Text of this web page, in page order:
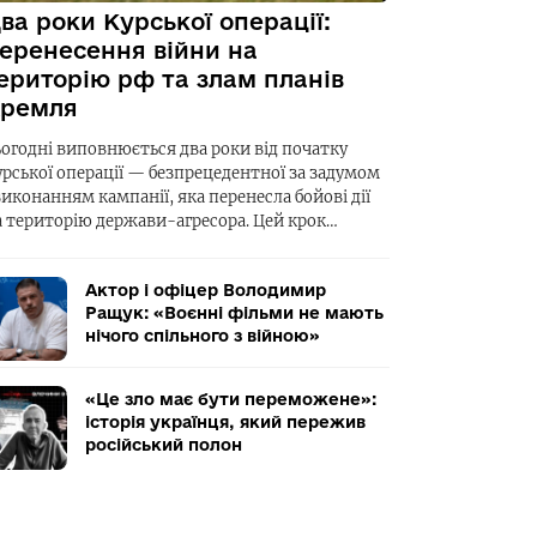
роки Курської операції:
війни на
рф та злам планів
виповнюється два роки від початку
операції — безпрецедентної за задумом
кампанії, яка перенесла бойові дії
територію держави-агресора. Цей крок…
Актор і офіцер Володимир
Ращук: «Воєнні фільми не мають
нічого спільного з війною»
«Це зло має бути переможене»:
історія українця, який пережив
російський полон